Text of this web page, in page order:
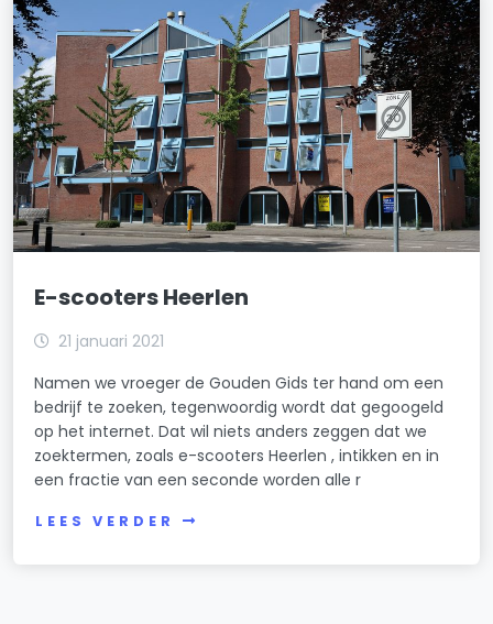
E-scooters Heerlen
21 januari 2021
Namen we vroeger de Gouden Gids ter hand om een
bedrijf te zoeken, tegenwoordig wordt dat gegoogeld
op het internet. Dat wil niets anders zeggen dat we
zoektermen, zoals e-scooters Heerlen , intikken en in
een fractie van een seconde worden alle r
LEES VERDER